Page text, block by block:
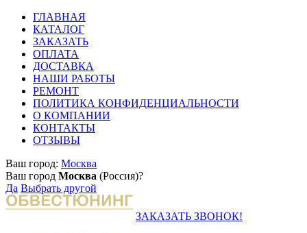
ГЛАВНАЯ
КАТАЛОГ
ЗАКАЗАТЬ
ОПЛАТА
ДОСТАВКА
НАШИ РАБОТЫ
РЕМОНТ
ПОЛИТИКА КОНФИДЕНЦИАЛЬНОСТИ
О КОМПАНИИ
КОНТАКТЫ
ОТЗЫВЫ
Ваш город: Москва
Ваш город Москва (Россия)?
Да Выбрать другой
ЗАКАЗАТЬ ЗВОНОК!